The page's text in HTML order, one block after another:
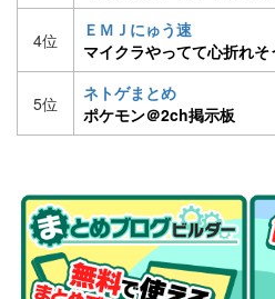
4位
ＥＭＪにゅう速
マイクラやってて心折れ
5位
ネトゲまとめ
ポケモン＠2ch掲示板